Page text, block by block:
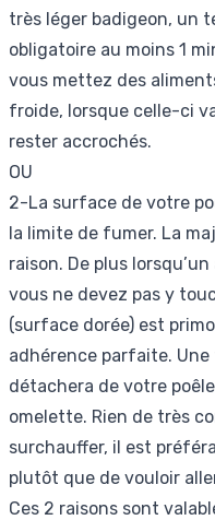
très léger badigeon, un
obligatoire au moins 1
vous mettez des
froide, lorsque celle-ci
rester accrochés.
OU
2-La surface de votre
la limite de fumer. La
raison. De plus
vous ne devez pas y
(surface dorée) est
adhérence parfaite.
détachera de votre
omelette. Rien de très
surchauffer, il est
plutôt que de vouloir
Ces 2 raisons sont